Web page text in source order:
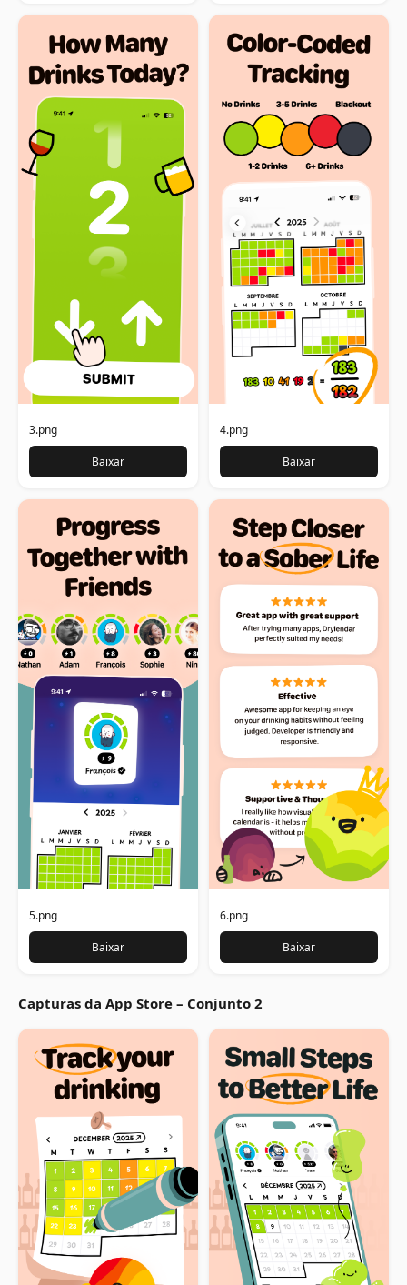
3.png
Baixar
4.png
Baixar
5.png
Baixar
6.png
Baixar
Capturas da App Store – Conjunto 2